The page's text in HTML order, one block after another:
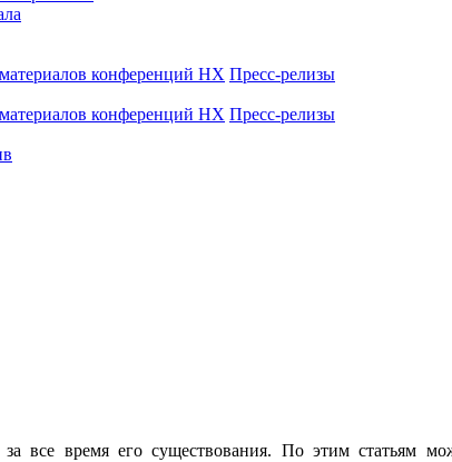
конференций НХ Пресс-релизы
конференций НХ Пресс-релизы
все время его существования. По этим статьям